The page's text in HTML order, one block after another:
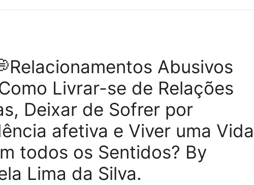
Abusivos
Livrar-se de Relações
Deixar de Sofrer por
afetiva e Viver uma Vida
todos os Sentidos? By
Lima da Silva.